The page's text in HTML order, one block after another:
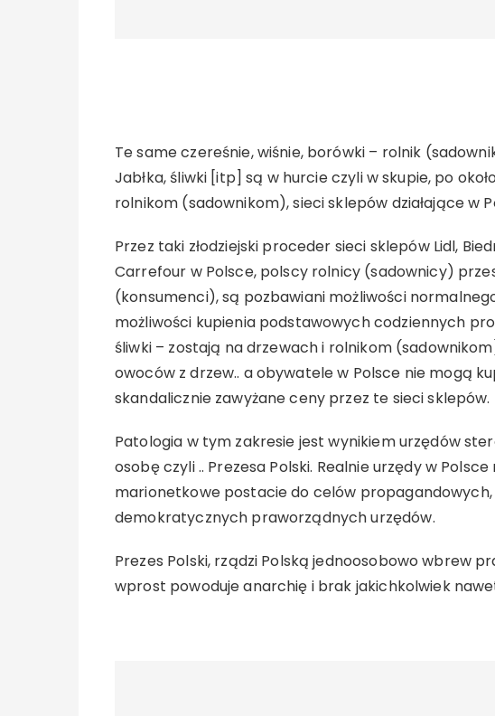
Te same czereśnie, wiśnie, borówki – rolnik
Jabłka, śliwki [itp] są w hurcie czyli w skupie, po
rolnikom (sadownikom), sieci sklepów działające w
Przez taki złodziejski proceder sieci sklepów Lidl,
Carrefour w Polsce, polscy rolnicy (sadownicy)
(konsumenci), są pozbawiani możliwości
możliwości kupienia podstawowych codziennych
śliwki – zostają na drzewach i rolnikom
owoców z drzew.. a obywatele w Polsce nie mogą
skandalicznie zawyżane ceny przez te sieci sklepów.
Patologia w tym zakresie jest wynikiem urzędów
osobę czyli .. Prezesa Polski. Realnie urzędy w
marionetkowe postacie do celów
demokratycznych praworządnych urzędów.
Prezes Polski, rządzi Polską jednoosobowo wbrew
wprost powoduje anarchię i brak jakichkolwiek